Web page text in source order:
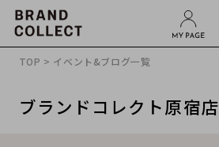
TOP > イベント&ブログ一覧
ブランドコレクト原宿店